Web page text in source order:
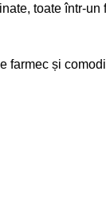
toate într-
și